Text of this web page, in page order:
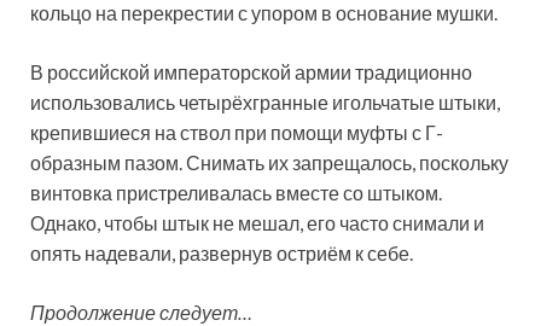
кольцо на перекрестии с упором в основание мушки.
В российской императорской армии традиционно
использовались четырёхгранные игольчатые штыки,
крепившиеся на ствол при помощи муфты с Г-
образным пазом. Снимать их запрещалось, поскольку
винтовка пристреливалась вместе со штыком.
Однако, чтобы штык не мешал, его часто снимали и
опять надевали, развернув остриём к себе.
Продолжение следует…